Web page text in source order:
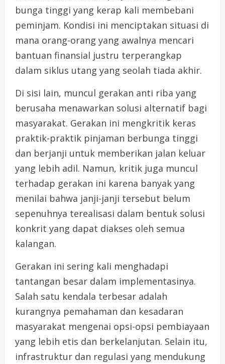
bunga tinggi yang kerap kali membebani
peminjam. Kondisi ini menciptakan situasi di
mana orang-orang yang awalnya mencari
bantuan finansial justru terperangkap
dalam siklus utang yang seolah tiada akhir.
Di sisi lain, muncul gerakan anti riba yang
berusaha menawarkan solusi alternatif bagi
masyarakat. Gerakan ini mengkritik keras
praktik-praktik pinjaman berbunga tinggi
dan berjanji untuk memberikan jalan keluar
yang lebih adil. Namun, kritik juga muncul
terhadap gerakan ini karena banyak yang
menilai bahwa janji-janji tersebut belum
sepenuhnya terealisasi dalam bentuk solusi
konkrit yang dapat diakses oleh semua
kalangan.
Gerakan ini sering kali menghadapi
tantangan besar dalam implementasinya.
Salah satu kendala terbesar adalah
kurangnya pemahaman dan kesadaran
masyarakat mengenai opsi-opsi pembiayaan
yang lebih etis dan berkelanjutan. Selain itu,
infrastruktur dan regulasi yang mendukung